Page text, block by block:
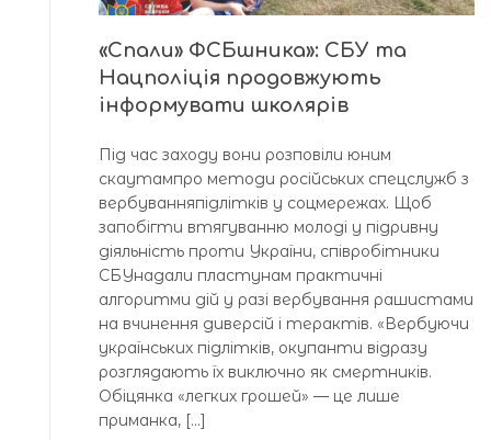
«Спали» ФСБшника»: СБУ та
Нацполіція продовжують
інформувати школярів
Під час заходу вони розповіли юним
скаутампро методи російських спецслужб з
вербуванняпідлітків у соцмережах. Щоб
запобігти втягуванню молоді у підривну
діяльність проти України, співробітники
СБУнадали пластунам практичні
алгоритми дій у разі вербування рашистами
на вчинення диверсій і терактів. «Вербуючи
українських підлітків, окупанти відразу
розглядають їх виключно як смертників.
Обіцянка «легких грошей» — це лише
приманка, […]